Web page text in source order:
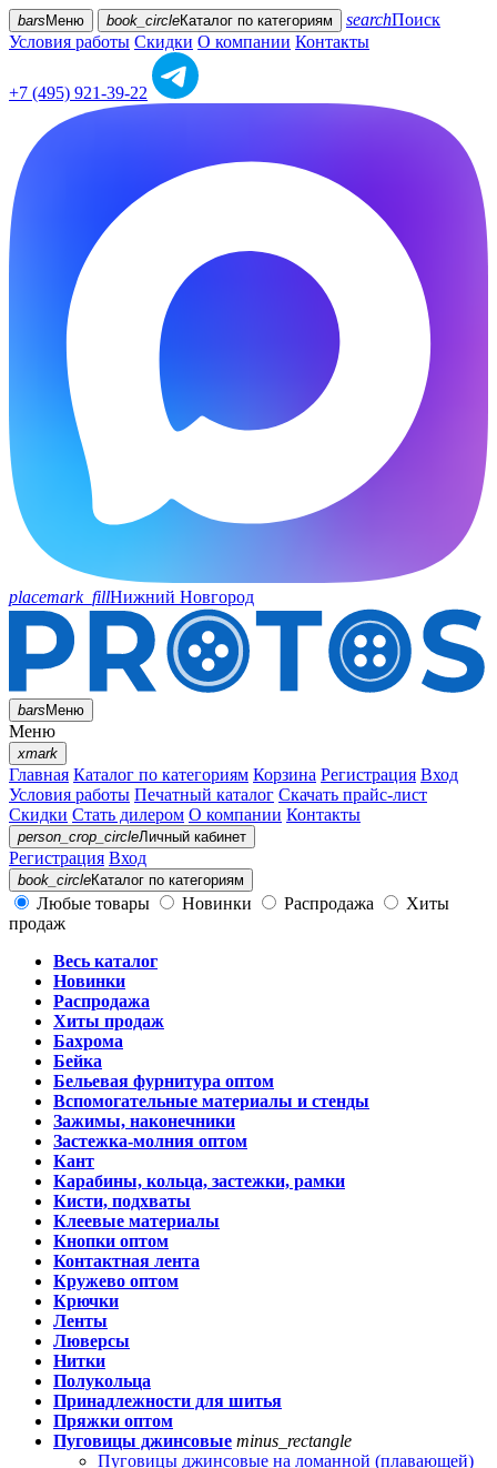
bars Меню book_circleКаталог по категориям searchПоиск
Условия работы Скидки О компании Контакты
+7 (495) 921-39-22
placemark_fillНижний Новгород
barsМеню
Меню
xmark
Главная Каталог по категориям Корзина Регистрация Вход
Условия работы Печатный каталог Скачать прайс-лист
Скидки Стать дилером О компании Контакты
person_crop_circleЛичный кабинет
Регистрация Вход
book_circleКаталог по категориям
Любые товары Новинки Распродажа
Хиты
продаж
Весь каталог
Новинки
Распродажа
Хиты продаж
Бахрома
Бейка
Бельевая фурнитура оптом
Вспомогательные материалы и стенды
Зажимы, наконечники
Застежка-молния оптом
Кант
Карабины, кольца, застежки, рамки
Кисти, подхваты
Клеевые материалы
Кнопки оптом
Контактная лента
Кружево оптом
Крючки
Ленты
Люверсы
Нитки
Полукольца
Принадлежности для шитья
Пряжки оптом
Пуговицы джинсовые minus_rectangle
Пуговицы джинсовые на ломанной (плавающей)